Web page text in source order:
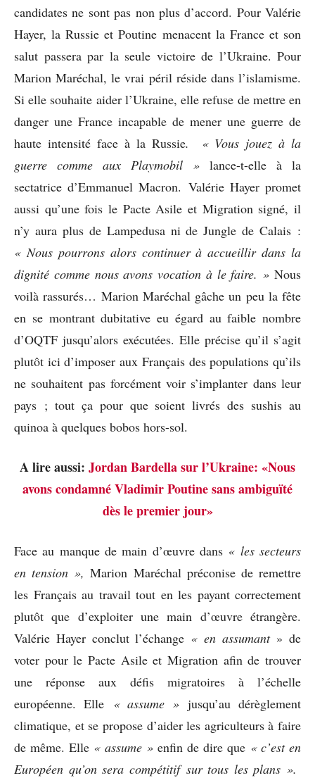
candidates ne sont pas non plus d’accord. Pour Valérie
Hayer, la Russie et Poutine menacent la France et son
salut passera par la seule victoire de l’Ukraine. Pour
Marion Maréchal, le vrai péril réside dans l’islamisme.
Si elle souhaite aider l’Ukraine, elle refuse de mettre en
danger une France incapable de mener une guerre de
haute intensité face à la Russie. « Vous jouez à la
guerre comme aux Playmobil » lance-t-elle à la
sectatrice d’Emmanuel Macron. Valérie Hayer promet
aussi qu’une fois le Pacte Asile et Migration signé, il
n’y aura plus de Lampedusa ni de Jungle de Calais :
« Nous pourrons alors continuer à accueillir dans la
dignité comme nous avons vocation à le faire. » Nous
voilà rassurés… Marion Maréchal gâche un peu la fête
en se montrant dubitative eu égard au faible nombre
d’OQTF jusqu’alors exécutées. Elle précise qu’il s’agit
plutôt ici d’imposer aux Français des populations qu’ils
ne souhaitent pas forcément voir s’implanter dans leur
pays ; tout ça pour que soient livrés des sushis au
quinoa à quelques bobos hors-sol.
A lire aussi: Jordan Bardella sur l’Ukraine: «Nous
avons condamné Vladimir Poutine sans ambiguïté
dès le premier jour»
Face au manque de main d’œuvre dans « les secteurs
en tension », Marion Maréchal préconise de remettre
les Français au travail tout en les payant correctement
plutôt que d’exploiter une main d’œuvre étrangère.
Valérie Hayer conclut l’échange « en assumant » de
voter pour le Pacte Asile et Migration afin de trouver
une réponse aux défis migratoires à l’échelle
européenne. Elle « assume » jusqu’au dérèglement
climatique, et se propose d’aider les agriculteurs à faire
de même. Elle « assume » enfin de dire que « c’est en
Européen qu’on sera compétitif sur tous les plans ».